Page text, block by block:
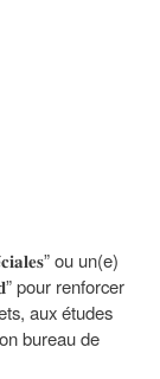
ou un(e)
pour renforcer
aux études
bureau de